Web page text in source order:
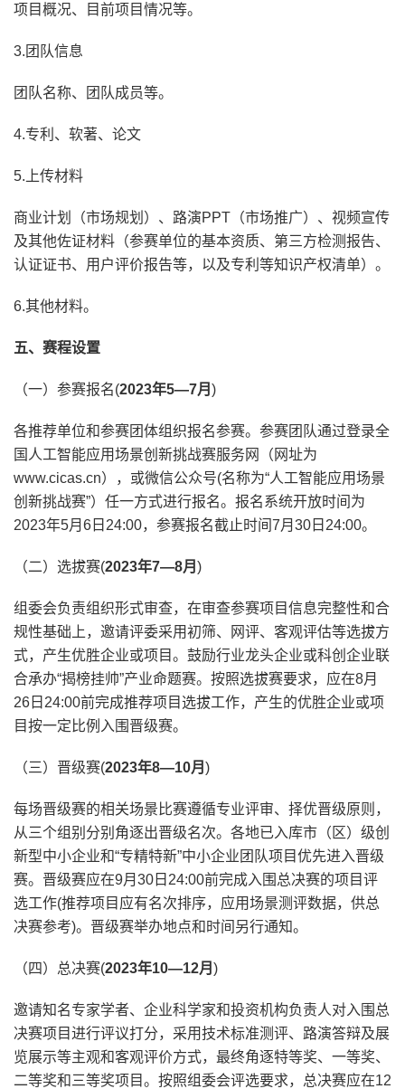
项目概况、目前项目情况等。
3.团队信息
团队名称、团队成员等。
4.专利、软著、论文
5.上传材料
商业计划（市场规划）、路演PPT（市场推广）、视频宣传
及其他佐证材料（参赛单位的基本资质、第三方检测报告、
认证证书、用户评价报告等，以及专利等知识产权清单）。
6.其他材料。
五、赛程设置
（一）参赛报名(2023年5—7月 )
各推荐单位和参赛团体组织报名参赛。参赛团队通过登录全
国人工智能应用场景创新挑战赛服务网（网址为
www.cicas.cn），或微信公众号(名称为“人工智能应用场景
创新挑战赛”）任一方式进行报名。报名系统开放时间为
2023年5月6日24:00，参赛报名截止时间7月30日24:00。
（二）选拔赛(2023年7—8月 )
组委会负责组织形式审查，在审查参赛项目信息完整性和合
规性基础上，邀请评委采用初筛、网评、客观评估等选拔方
式，产生优胜企业或项目。鼓励行业龙头企业或科创企业联
合承办“揭榜挂帅”产业命题赛。按照选拔赛要求，应在8月
26日24:00前完成推荐项目选拔工作，产生的优胜企业或项
目按一定比例入围晋级赛。
（三）晋级赛(2023年8—10月 )
每场晋级赛的相关场景比赛遵循专业评审、择优晋级原则，
从三个组别分别角逐出晋级名次。各地已入库市（区）级创
新型中小企业和“专精特新”中小企业团队项目优先进入晋级
赛。晋级赛应在9月30日24:00前完成入围总决赛的项目评
选工作(推荐项目应有名次排序，应用场景测评数据，供总
决赛参考)。晋级赛举办地点和时间另行通知。
（四）总决赛(2023年10—12月 )
邀请知名专家学者、企业科学家和投资机构负责人对入围总
决赛项目进行评议打分，采用技术标准测评、路演答辩及展
览展示等主观和客观评价方式，最终角逐特等奖、一等奖、
二等奖和三等奖项目。按照组委会评选要求，总决赛应在12